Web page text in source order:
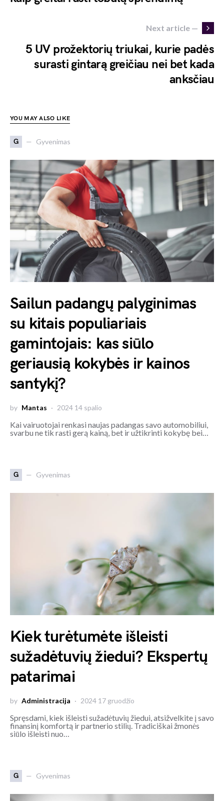
Next article —
5 UV prožektorių triukai, kurie padės
surasti gintarą greičiau nei bet kada
anksčiau
YOU MAY ALSO LIKE
G Gyvenimas
Sailun padangų palyginimas
su kitais populiariais
gamintojais: kas siūlo
geriausią kokybės ir kainos
santykį?
by Mantas 2024 14 spalio
Kai vairuotojai renkasi naujas padangas savo automobiliui,
svarbu ne tik rasti gerą kainą, bet ir užtikrinti kokybę bei…
G Gyvenimas
Kiek turėtumėte išleisti
sužadėtuvių žiedui? Ekspertų
patarimai
by Administracija 2024 17 gruodžio
Spręsdami, kiek išleisti sužadėtuvių žiedui, atsižvelkite į savo
finansinį komfortą ir partnerio stilių. Tradiciškai žmonės
siūlo išleisti nuo…
G Gyvenimas